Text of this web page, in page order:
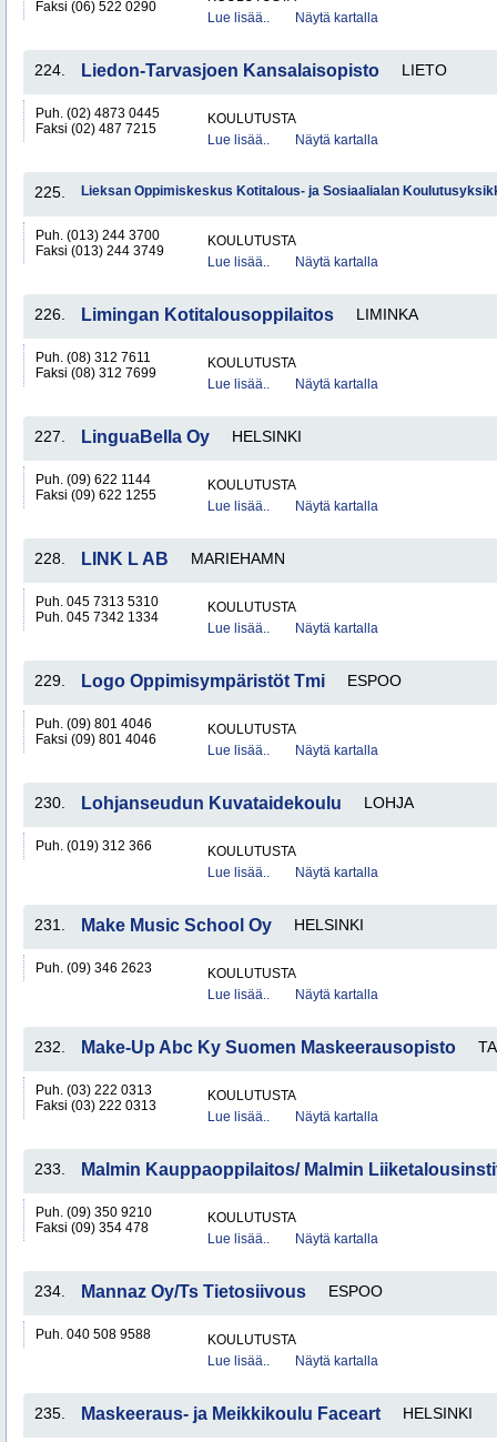
Faksi (06) 522 0290
Lue lisää..
Näytä kartalla
224. Liedon-Tarvasjoen Kansalaisopisto LIETO
Puh. (02) 4873 0445
Faksi (02) 487 7215
KOULUTUSTA
Lue lisää..
Näytä kartalla
225. Lieksan Oppimiskeskus Kotitalous- ja Sosiaalialan
Puh. (013) 244 3700
Faksi (013) 244 3749
KOULUTUSTA
Lue lisää..
Näytä kartalla
226. Limingan Kotitalousoppilaitos LIMINKA
Puh. (08) 312 7611
Faksi (08) 312 7699
KOULUTUSTA
Lue lisää..
Näytä kartalla
227. LinguaBella Oy HELSINKI
Puh. (09) 622 1144
Faksi (09) 622 1255
KOULUTUSTA
Lue lisää..
Näytä kartalla
228. LINK L AB MARIEHAMN
Puh. 045 7313 5310
Puh. 045 7342 1334
KOULUTUSTA
Lue lisää..
Näytä kartalla
229. Logo Oppimisympäristöt Tmi ESPOO
Puh. (09) 801 4046
Faksi (09) 801 4046
KOULUTUSTA
Lue lisää..
Näytä kartalla
230. Lohjanseudun Kuvataidekoulu LOHJA
Puh. (019) 312 366
KOULUTUSTA
Lue lisää..
Näytä kartalla
231. Make Music School Oy HELSINKI
Puh. (09) 346 2623
KOULUTUSTA
Lue lisää..
Näytä kartalla
232. Make-Up Abc Ky Suomen Maskeerausopisto
Puh. (03) 222 0313
Faksi (03) 222 0313
KOULUTUSTA
Lue lisää..
Näytä kartalla
233. Malmin Kauppaoppilaitos/ Malmin
Puh. (09) 350 9210
Faksi (09) 354 478
KOULUTUSTA
Lue lisää..
Näytä kartalla
234. Mannaz Oy/Ts Tietosiivous ESPOO
Puh. 040 508 9588
KOULUTUSTA
Lue lisää..
Näytä kartalla
235. Maskeeraus- ja Meikkikoulu Faceart HELSINKI